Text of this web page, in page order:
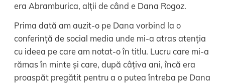
era Abramburica, alții de când e Dana Rogoz.
Prima dată am auzit-o pe Dana vorbind la o
conferință de social media unde mi-a atras atenția
cu ideea pe care am notat-o în titlu. Lucru care mi-a
rămas în minte și care, după câțiva ani, încă era
proaspăt pregătit pentru a o putea întreba pe Dana